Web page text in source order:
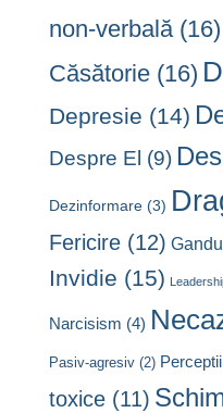
non-verbală (16)
Căsătorie (16)
Depresie (14)
Despre El (9)
Dezinformare (3)
Fericire (12)
Invidie (15)
Narcisism (4)
Pasiv-agresiv (2) Perceptii
toxice (11)